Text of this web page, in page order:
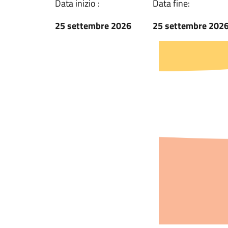
Data inizio :
25 settembre 2026
Data fine:
25 settembre